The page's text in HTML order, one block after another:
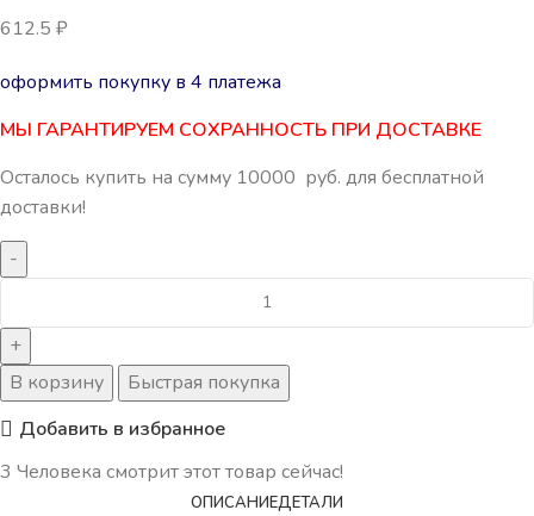
612.5 ₽
оформить покупку в 4 платежа
МЫ ГАРАНТИРУЕМ СОХРАННОСТЬ ПРИ ДОСТАВКЕ
Осталось купить на сумму 10000 руб. для бесплатной
доставки!
В корзину
Быстрая покупка
Добавить в избранное
3 Человека смотрит этот товар сейчас!
ОПИСАНИЕДЕТАЛИ